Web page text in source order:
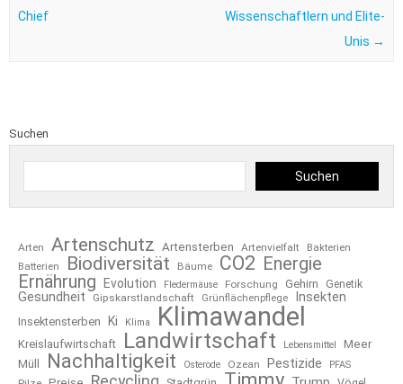
Chief
Wissenschaftlern und Elite-
Unis →
Suchen
Suchen
Arten Artenschutz Artensterben Artenvielfalt
Bakterien
Batterien
Biodiversität Bäume CO2 Energie
Ernährung
Evolution Fledermäuse Forschung Gehirn Genetik
Gesundheit Gipskarstlandschaft Grünflächenpflege Insekten
Insektensterben Ki Klima Klimawandel
Kreislaufwirtschaft Landwirtschaft Lebensmittel
Meer
Müll
Nachhaltigkeit Osterode Ozean Pestizide PFAS